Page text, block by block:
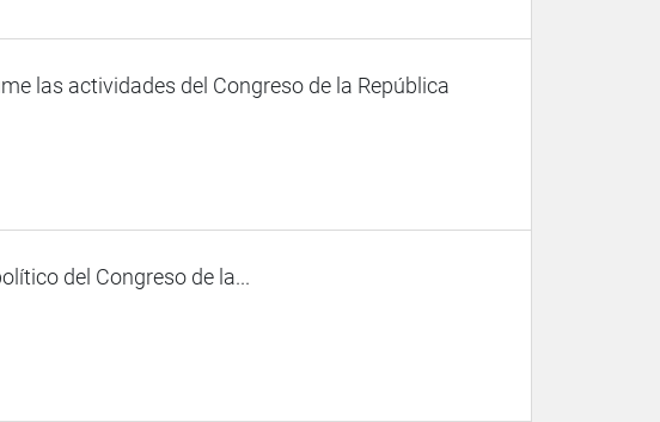
las actividades del Congreso de la República
del Congreso de la...